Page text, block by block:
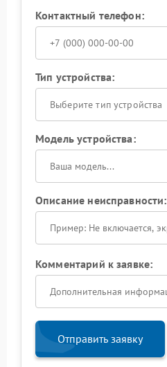
Контактный телефон:
Тип устройства:
Выберите тип устройства
Модель устройства:
Описание неисправности:
Комментарий к заявке:
Отправить заявку